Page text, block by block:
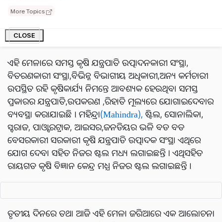
More Topics
CLOSE
ସମ୍ମାନୀତ ଅତିଥି ଧବଳେଶ୍ବର ନାୟକ ଜିଲ୍ଲା ପରିଷଦ ସଭ୍ୟ
କୋଲନରା ଯୋଗ ଦେଇଥିଲେ । ଏଥିସହିତ ଅନ୍ୟ ବରିଷ୍ଠ
ବ୍ୟକ୍ତିମାନେ ମଧ୍ଯ ଯୋଗ ଦେଇଥିଲେ ।
ଏହି ମେଳାରେ ସମସ୍ତ କୃଷି ଯନ୍ତ୍ରପାତି ଉତ୍ପାଦନକାରୀ ସଂସ୍ଥା,
ବିତରଣକାରୀ ସଂସ୍ଥା,ବିଭିନ୍ନ ବିଭାଗୀୟ ଅଧିକାରୀ,ଅନ୍ୟ କର୍ମଚାରୀ
ଉପସ୍ଥିତ ରହି କୃଷିକାର୍ଯ୍ୟ ନିମନ୍ତେ ଆବଶ୍ୟକ ହେଉଥିବା ସମସ୍ତ
ପ୍ରକାରର ଯନ୍ତ୍ରପାତି,ଉପକରଣ ,ରିହାତି ମୂଲ୍ୟରେ ଯୋଗାଇଦେବାର
ବ୍ୟବସ୍ଥା କରାଯାଇଛି । ମହିନ୍ଦ୍ରା(Mahindra), ଷ୍ଟିଲ, ସୋନାଲିକା,
ସ୍ବରାଜ, ପାଓ୍ବାରଟ୍ରାକ, ଆଇସର,ଜନଡିୟର ଭଳି ବଡ ବଡ
ବେସରକାରୀ ସରକାରୀ କୃଷି ଯନ୍ତ୍ରପାତି ଉତ୍ପାଦକ ସଂସ୍ଥା ଏଥିରେ
ଯୋଗ ଦେବା ସହିତ ନିଜର ଷ୍ଟଲ ମଧ୍ୟ ଲଗାଇଛନ୍ତି । ଏଥିସହିତ
ରାୟଗଡ କୃଷି ବିଜ୍ଞାନ କେନ୍ଦ୍ର ମଧ୍ଯ ନିଜର ଷ୍ଟଲ ଲଗାଇଛନ୍ତି ।
ତୃତୀୟ ଦିନରେ ତଥା ଆଜି ଏହି ମେଳା ଜରିଆରେ ଏକ ଆଲୋଚନା